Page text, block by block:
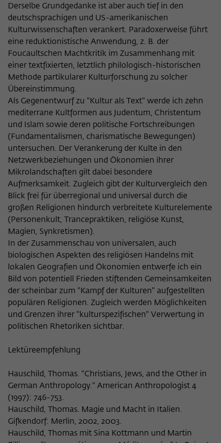
Derselbe Grundgedanke ist aber auch tief in den
deutschsprachigen und US-amerikanischen
Kulturwissenschaften verankert. Paradoxerweise führt
eine reduktionistische Anwendung, z. B. der
Foucaultschen Machtkritik im Zusammenhang mit
einer textfixierten, letztlich philologisch-historischen
Methode partikularer Kulturforschung zu solcher
Übereinstimmung.
Als Gegenentwurf zu "Kultur als Text" werde ich zehn
mediterrane Kultformen aus Judentum, Christentum
und Islam sowie deren politische Fortschreibungen
(Fundamentalismen, charismatische Bewegungen)
untersuchen. Der Verankerung der Kulte in den
Netzwerkbeziehungen und Ökonomien ihrer
Mikrolandschaften gilt dabei besondere
Aufmerksamkeit. Zugleich gibt der Kulturvergleich den
Blick frei für überregional und universal durch die
großen Religionen hindurch verbreitete Kulturelemente
(Personenkult, Trancepraktiken, religiöse Kunst,
Magien, Synkretismen).
In der Zusammenschau von universalen, auch
biologischen Aspekten des religiösen Handelns mit
lokalen Geografien und Ökonomien entwerfe ich ein
Bild von potentiell Frieden stiftenden Gemeinsamkeiten
der scheinbar zum "Kampf der Kulturen" aufgestellten
populären Religionen. Zugleich werden Möglichkeiten
und Grenzen ihrer "kulturspezifischen" Verwertung in
politischen Rhetoriken sichtbar.
Lektüreempfehlung
Hauschild, Thomas. "Christians, Jews, and the Other in
German Anthropology." American Anthropologist 4
(1997): 746-753.
Hauschild, Thomas. Magie und Macht in Italien.
Gifkendorf: Merlin, 2002, 2003.
Hauschild, Thomas mit Sina Kottmann und Martin
Zweck
der/die Besucher:in durch eine Verlinkung
auf wiko-berlin.de weitergeleitet wurde.
Name _pk_ses
Anbieter
Laufzeit 30 Minuten
Zweck
Dieses kurzlebige Cookie wird dazu
verwendet, vorübergehend Daten über
den aktuellen Aufenthalt des Besuchs auf
der Webseite des Wissenschaftskollegs
zu speichern.
können